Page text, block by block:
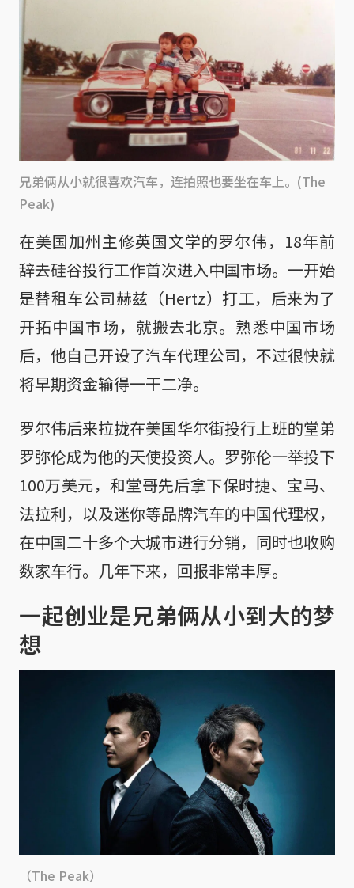
兄弟俩从小就很喜欢汽车，连拍照也要坐在车上。(The
Peak)
在美国加州主修英国文学的罗尔伟，18年前
辞去硅谷投行工作首次进入中国市场。一开始
是替租车公司赫兹（Hertz）打工，后来为了
开拓中国市场，就搬去北京。熟悉中国市场
后，他自己开设了汽车代理公司，不过很快就
将早期资金输得一干二净。
罗尔伟后来拉拢在美国华尔街投行上班的堂弟
罗弥伦成为他的天使投资人。罗弥伦一举投下
100万美元，和堂哥先后拿下保时捷、宝马、
法拉利，以及迷你等品牌汽车的中国代理权，
在中国二十多个大城市进行分销，同时也收购
数家车行。几年下来，回报非常丰厚。
一起创业是兄弟俩从小到大的梦
想
（The Peak）